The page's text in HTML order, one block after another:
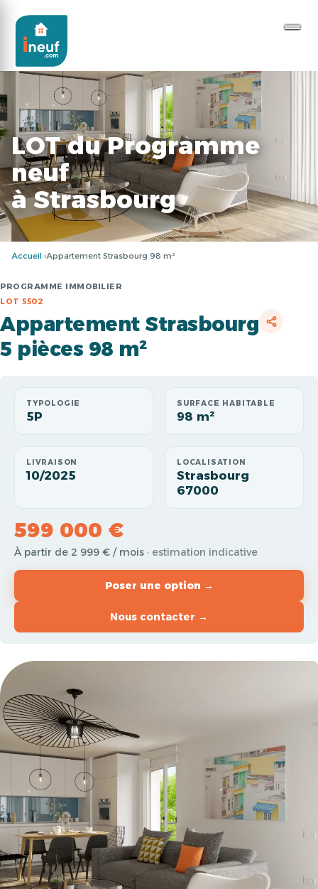
LOT du Programme
neuf
à Strasbourg
Accueil Appartement Strasbourg 98 m²
PROGRAMME IMMOBILIER
LOT 5502
Appartement Strasbourg
5 pièces 98 m²
TYPOLOGIE
5P
SURFACE HABITABLE
98 m²
LIVRAISON
10/2025
LOCALISATION
Strasbourg
67000
599 000 €
À partir de 2 999 € / mois · estimation indicative
Poser une option →
Nous contacter →